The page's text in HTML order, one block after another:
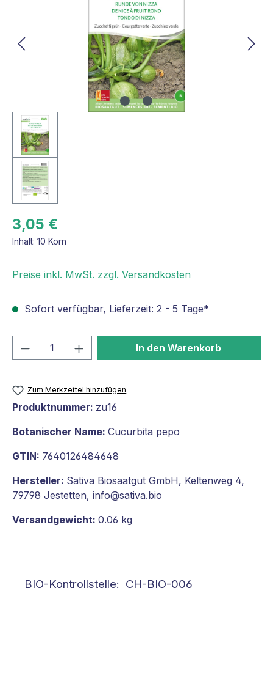
3,05 €
Inhalt: 10 Korn
Preise inkl. MwSt. zzgl. Versandkosten
Sofort verfügbar, Lieferzeit: 2 - 5 Tage*
Produkt Anzahl: Gib denIn den Warenkorb
Zum Merkzettel hinzufügen
Produktnummer: zu16
Botanischer Name: Cucurbita pepo
GTIN: 7640126484648
Hersteller: Sativa Biosaatgut GmbH, Keltenweg 4,
79798 Jestetten, info@sativa.bio
Versandgewicht: 0.06 kg
BIO-Kontrollstelle: CH-BIO-006